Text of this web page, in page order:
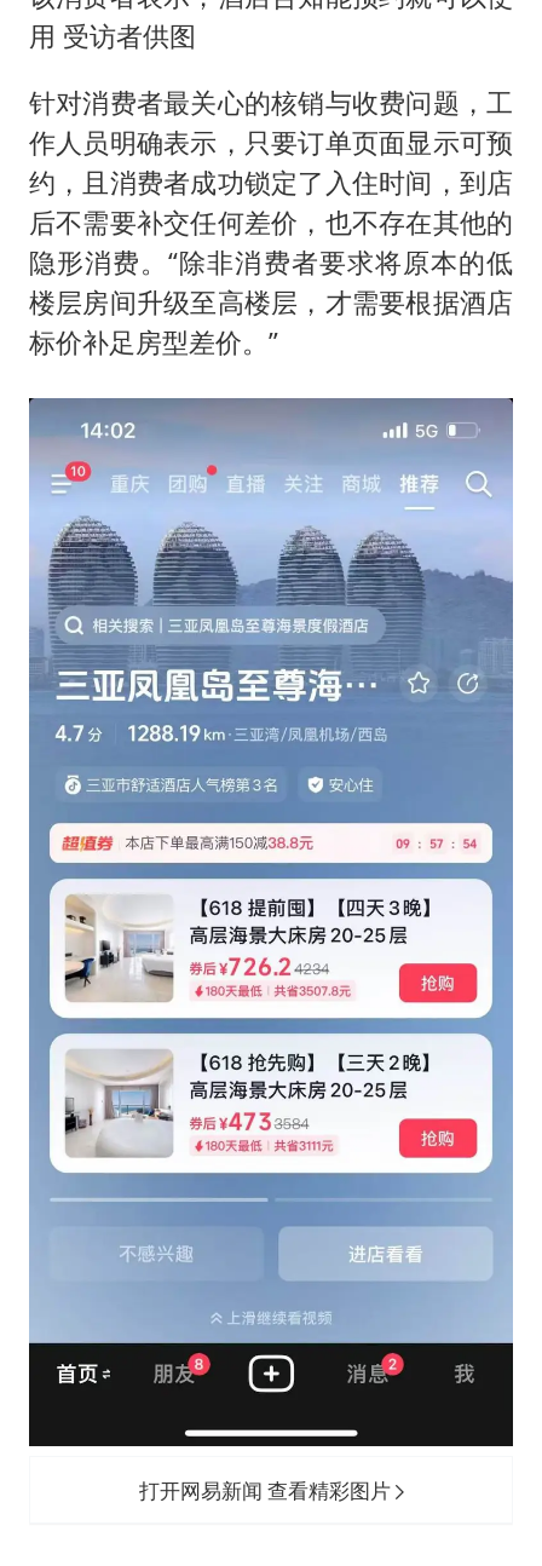
用 受访者供图
针对消费者最关心的核销与收费问题，工
作人员明确表示，只要订单页面显示可预
约，且消费者成功锁定了入住时间，到店
后不需要补交任何差价，也不存在其他的
隐形消费。“除非消费者要求将原本的低
楼层房间升级至高楼层，才需要根据酒店
标价补足房型差价。”
打开网易新闻 查看精彩图片